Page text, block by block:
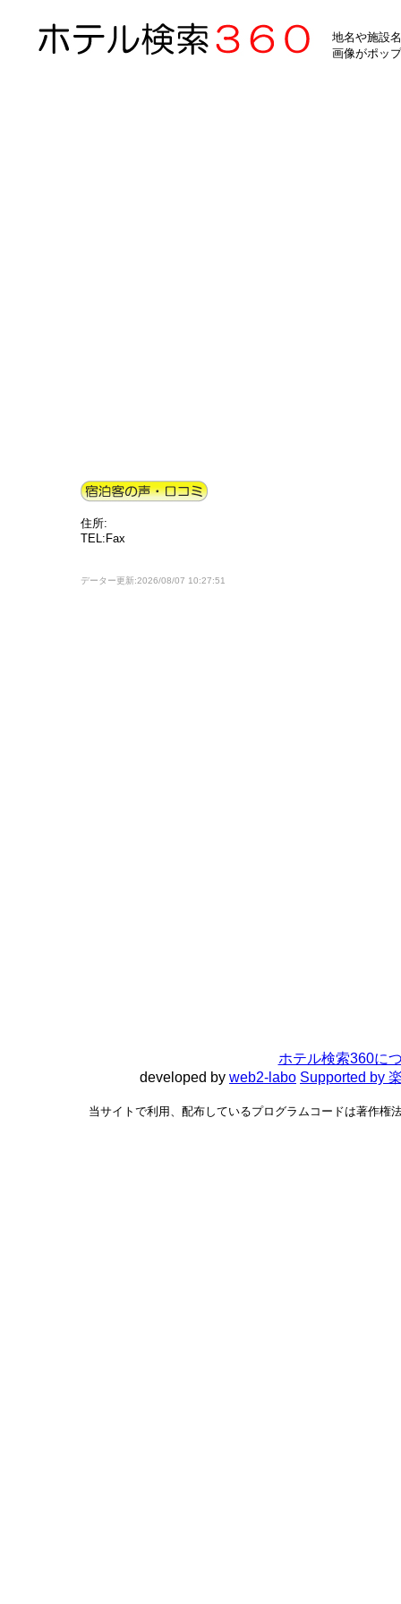
地名や施設
画像がポッ
住所:
TEL:Fax
データー更新:2026/08/07 10:27:51
ホテル検索360に
developed by web2-labo Supported by
当サイトで利用、配布しているプログラムコードは著作